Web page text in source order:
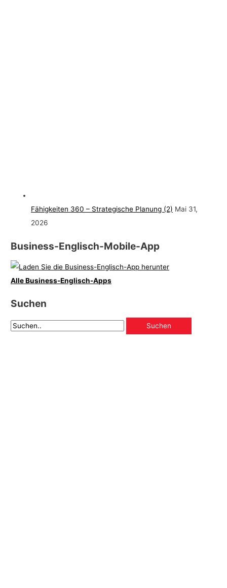
Fähigkeiten 360 – Strategische Planung (2) Mai 31,
2026
Business-Englisch-Mobile-App
Alle Business-Englisch-Apps
Suchen